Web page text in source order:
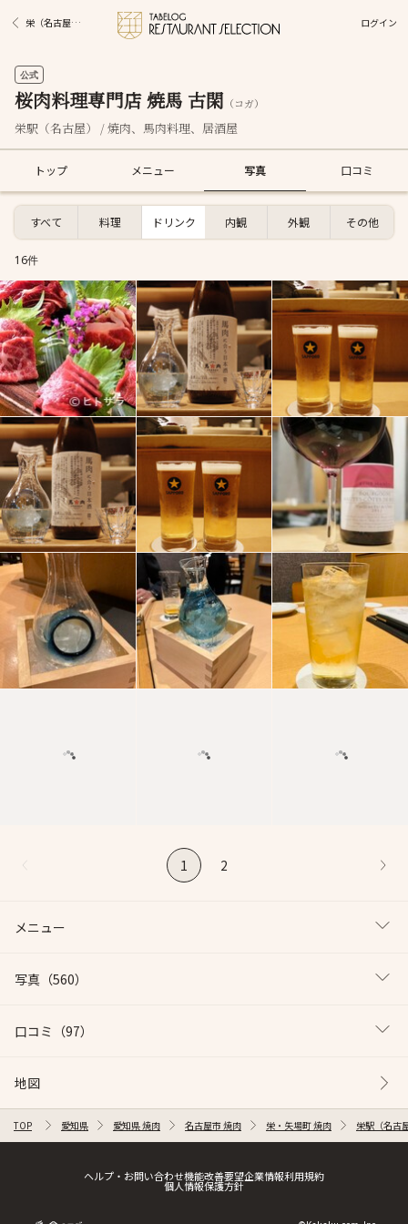
栄（名古屋）駅グルメ ログイン
公式
桜肉料理専門店 焼馬 古閑 （コガ）
栄駅（名古屋） / 焼肉、馬肉料理、居酒屋
トップ メニュー 写真 口コミ
すべて 料理 ドリンク 内観 外観 その他
16件
1 2
メニュー
写真 （560）
口コミ （97）
地図
TOP 愛知県 愛知県 焼肉 名古屋市 焼肉 栄・矢場町 焼肉 栄駅（名古
ヘルプ・お問い合わせ機能改善要望企業情報利用規約
個人情報保護方針